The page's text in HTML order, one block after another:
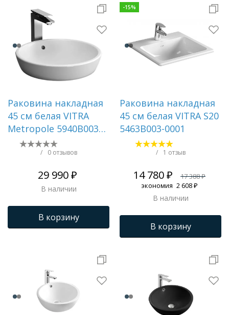
Раковина накладная
45 см белая VITRA
Metropole 5940B003-
0012
/ 0 отзывов
29 990 ₽
В наличии
В корзину
-15%
Раковина накладная
45 см белая VITRA S20
5463B003-0001
/ 1 отзыв
14 780 ₽
17 388 ₽
экономия 2 608 ₽
В наличии
В корзину